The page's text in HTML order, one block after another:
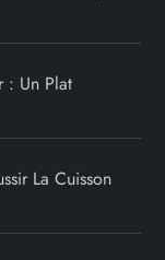
: Un Plat
La Cuisson